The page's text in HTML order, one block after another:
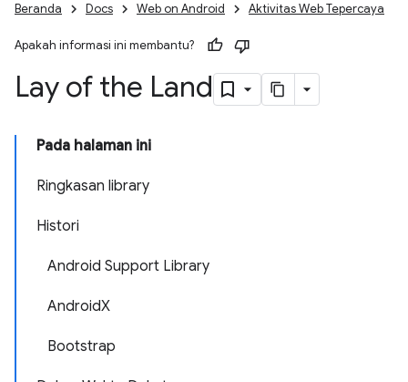
Beranda Docs Web on Android Aktivitas Web Tepercaya
Apakah informasi ini membantu?
Lay of the Land
Pada halaman ini
Ringkasan library
Histori
Android Support Library
AndroidX
Bootstrap